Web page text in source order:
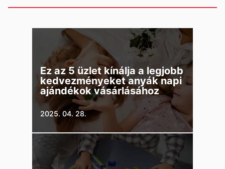
Ez az 5 üzlet kínálja a legjobb
kedvezményeket anyák napi
ajándékok vásárlásához
2025. 04. 28.